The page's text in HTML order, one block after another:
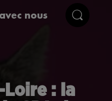
nous
Loire : la